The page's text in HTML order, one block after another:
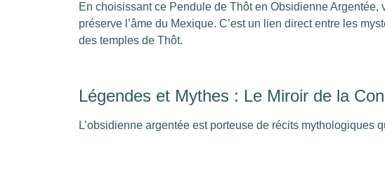
En choisissant ce Pendule de Thôt en Obsidienne Argentée,
préserve l’âme du Mexique. C’est un lien direct entre les
des temples de Thôt.
Légendes et Mythes : Le Miroir de la
L’obsidienne argentée est porteuse de récits mythologiques